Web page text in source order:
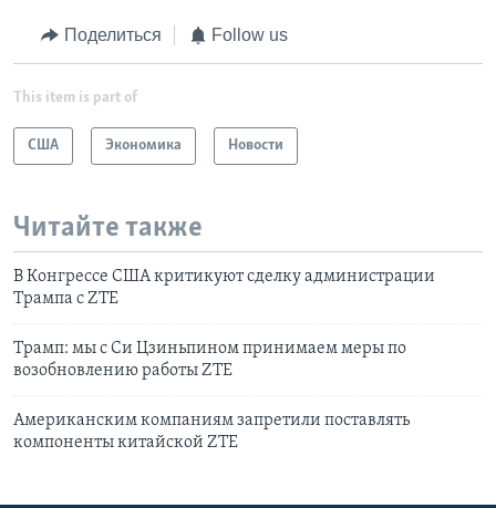
Поделиться Follow us
This item is part of
США Экономика Новости
Читайте также
В Конгрессе США критикуют сделку администрации
Трампа с ZTE
Трамп: мы с Си Цзиньпином принимаем меры по
возобновлению работы ZTE
Американским компаниям запретили поставлять
компоненты китайской ZTE